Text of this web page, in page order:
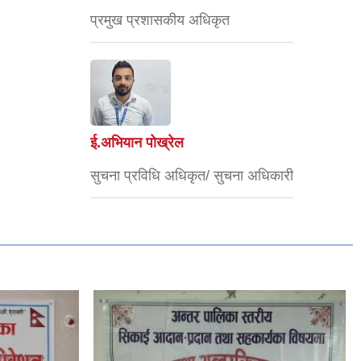
प्रमुख प्रशासकीय अधिकृत
ई.अभियान पोख्रेल
सुचना प्रविधि अधिकृत/ सुचना अधिकारी